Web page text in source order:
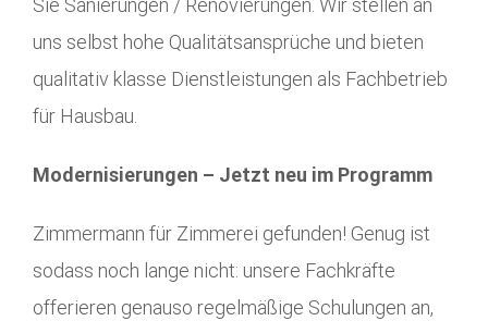
Sie Sanierungen / Renovierungen. Wir stellen an
uns selbst hohe Qualitätsansprüche und bieten
qualitativ klasse Dienstleistungen als Fachbetrieb
für Hausbau.
Modernisierungen – Jetzt neu im Programm
Zimmermann für Zimmerei gefunden! Genug ist
sodass noch lange nicht: unsere Fachkräfte
offerieren genauso regelmäßige Schulungen an,